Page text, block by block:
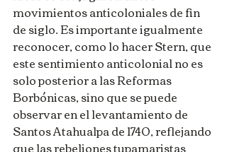
movimientos anticoloniales de fin
de siglo. Es importante igualmente
reconocer, como lo hacer Stern, que
este sentimiento anticolonial no es
solo posterior a las Reformas
Borbónicas, sino que se puede
observar en el levantamiento de
Santos Atahualpa de 1740, reflejando